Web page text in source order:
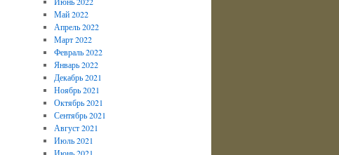
Май 2022
Апрель 2022
Март 2022
Февраль 2022
Январь 2022
Декабрь 2021
Ноябрь 2021
Октябрь 2021
Сентябрь 2021
Август 2021
Июль 2021
Июнь 2021